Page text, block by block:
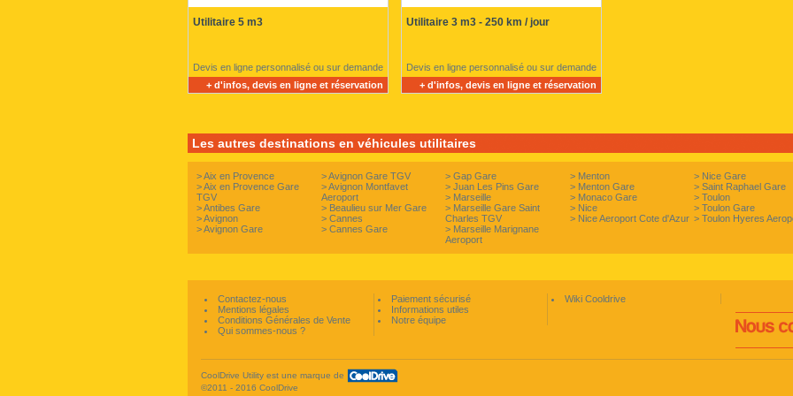
Utilitaire 5 m3
Devis en ligne personnalisé ou sur demande
+ d'infos, devis en ligne et réservation
Utilitaire 3 m3 - 250 km / jour
Devis en ligne personnalisé ou sur demande
+ d'infos, devis en ligne et réservation
Les autres destinations en véhicules utilitaires
>Aix en Provence
>Aix en Provence Gare
TGV
>Antibes Gare
>Avignon
>Avignon Gare
>Avignon Gare TGV
>Avignon Montfavet
Aeroport
> Beaulieu sur Mer Gare
> Cannes
> Cannes Gare
>Gap Gare
>Juan Les Pins Gare
> Marseille
> Marseille Gare Saint
Charles TGV
> Marseille Marignane
Aeroport
> Menton
> Menton Gare
> Monaco Gare
> Nice
> Nice Aeroport Cote d'Azur
> Nice Gare
>Saint Raphael Gare
>Toulon
>Toulon Gare
>Toulon Hyeres
Contactez-nous
Mentions légales
Conditions Générales de Vente
Qui sommes-nous ?
Paiement sécurisé
Informations utiles
Notre équipe
Wiki Cooldrive
CoolDrive Utility est une marque de
©2011 - 2016 CoolDrive